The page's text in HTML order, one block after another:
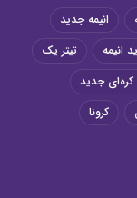
انیمه جدید
انیمه
تیتر یک
کره‌ای جدید
کرونا